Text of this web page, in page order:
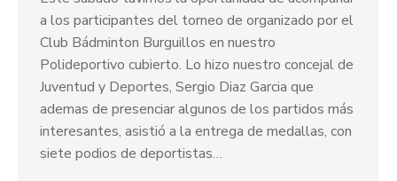
a los participantes del torneo de organizado por el
Club Bádminton Burguillos en nuestro
Polideportivo cubierto. Lo hizo nuestro concejal de
Juventud y Deportes, Sergio Diaz Garcia que
ademas de presenciar algunos de los partidos más
interesantes, asistió a la entrega de medallas, con
siete podios de deportistas…